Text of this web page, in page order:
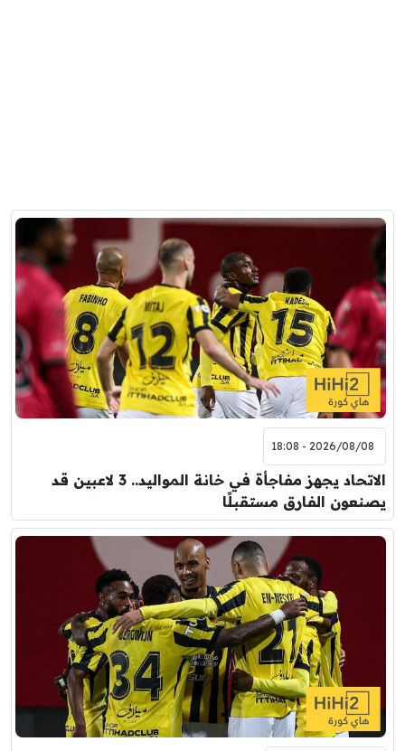
2026/08/08 - 18:08
الاتحاد يجهز مفاجأة في خانة المواليد.. 3 لاعبين قد
يصنعون الفارق مستقبلًا